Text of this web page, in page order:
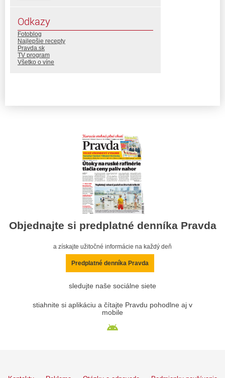
Odkazy
Fotoblog
Najlepšie recepty
Pravda.sk
TV program
Všetko o víne
Objednajte si predplatné denníka Pravda
a získajte užitočné informácie na každý deň
Predplatné denníka Pravda
sledujte naše sociálne siete
stiahnite si aplikáciu a čítajte Pravdu pohodlne aj v
mobile